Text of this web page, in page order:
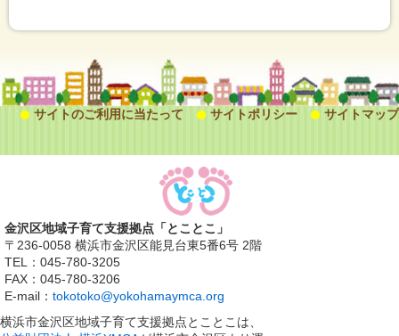
サイトのご利用に当たって サイトポリシー サイトマップ
金沢区地域子育て支援拠点「とことこ」
〒236-0058 横浜市金沢区能見台東5番6号 2階
TEL：045-780-3205
FAX：045-780-3206
E-mail： tokotoko@yokohamaymca.org
横浜市金沢区地域子育て支援拠点とことこは、